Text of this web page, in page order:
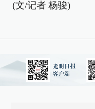
(文/记者 杨骏)